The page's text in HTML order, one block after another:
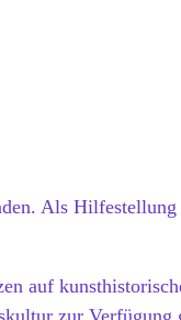
Als Hilfestellung
auf